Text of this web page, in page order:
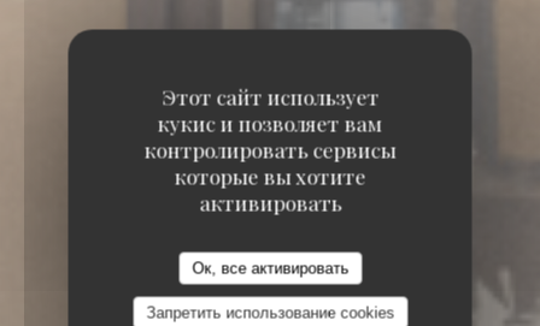
Этот сайт использует
кукис и позволяет вам
контролировать сервисы
которые вы хотите
активировать
Ок, все активировать
Запретить использование cookies